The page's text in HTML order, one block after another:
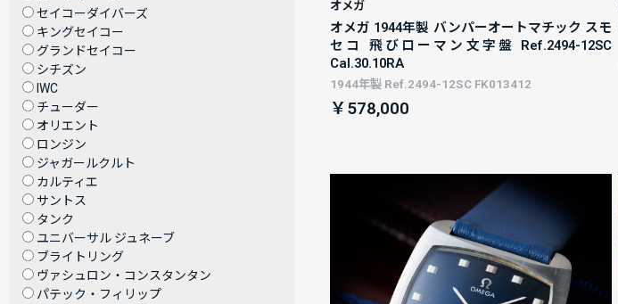
セイコーダイバーズ
キングセイコー
グランドセイコー
シチズン
IWC
チューダー
オリエント
ロンジン
ジャガールクルト
カルティエ
サントス
タンク
ユニバーサル ジュネーブ
ブライトリング
ヴァシュロン・コンスタンタン
パテック・フィリップ
オメガ
オメガ 1944年製 バンパーオートマチック スモ
セコ 飛びローマン文字盤 Ref.2494-12SC
Cal.30.10RA
1944年製 Ref.2494-12SC FK013412
￥578,000